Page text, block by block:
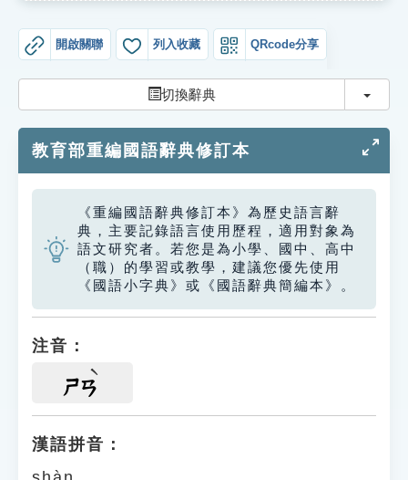
遊戲專區
教學應用
貓頭鷹博士
開啟關聯 列入收藏 QRcode分享
切換辭典 切換
教育部重編國語辭典修訂本
《重編國語辭典修訂本》為歷史語言辭
典，主要記錄語言使用歷程，適用對象為
語文研究者。若您是為小學、國中、高中
（職）的學習或教學，建議您優先使用
《國語小字典》或《國語辭典簡編本》。
注音：
ㄕㄢ
漢語拼音：